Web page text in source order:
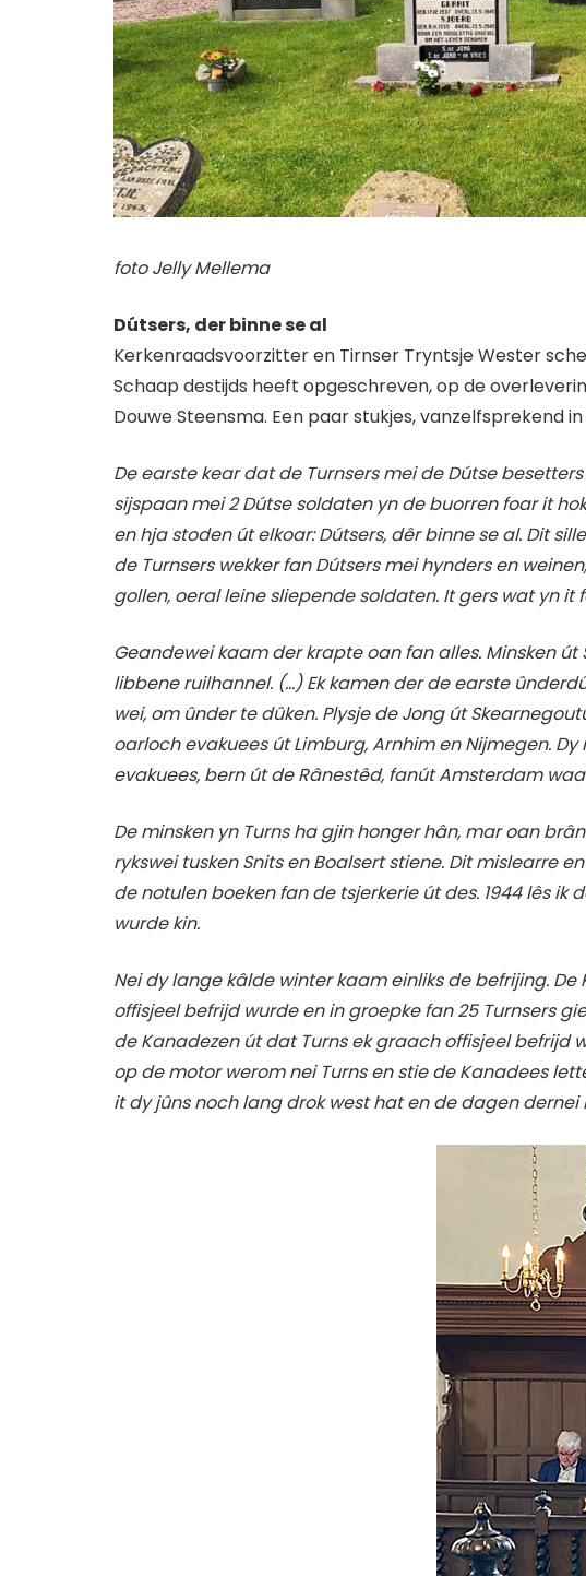
foto Jelly Mellema
Dútsers, der binne se al
Kerkenraadsvoorzitter en Tirnser Tryntsje Wester
Schaap destijds heeft opgeschreven, op de
Douwe Steensma. Een paar stukjes, vanzelfsprekend
De earste kear dat de Turnsers mei de Dútse
sijspaan mei 2 Dútse soldaten yn de buorren foar it
en hja stoden út elkoar: Dútsers, dêr binne se al. Dit
de Turnsers wekker fan Dútsers mei hynders en
gollen, oeral leine sliepende soldaten. It gers wat yn
Geandewei kaam der krapte oan fan alles. Minsken
libbene ruilhannel. (…) Ek kamen der de earste
wei, om ûnder te dûken. Plysje de Jong út
oarloch evakuees út Limburg, Arnhim en Nijmegen.
evakuees, bern út de Rânestêd, fanút Amsterdam
De minsken yn Turns ha gjin honger hân, mar oan
rykswei tusken Snits en Boalsert stiene. Dit mislearre
de notulen boeken fan de tsjerkerie út des. 1944 lês
wurde kin.
Nei dy lange kâlde winter kaam einliks de befrijing.
offisjeel befrijd wurde en in groepke fan 25 Turnsers
de Kanadezen út dat Turns ek graach offisjeel befrijd
op de motor werom nei Turns en stie de Kanadees
it dy jûns noch lang drok west hat en de dagen dernei